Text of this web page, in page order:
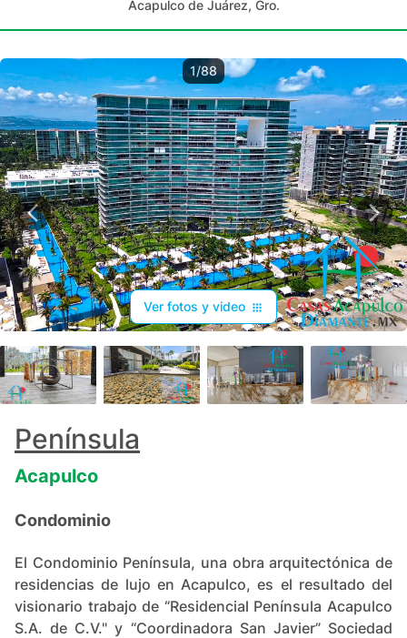
Acapulco de Juárez, Gro.
1/88
Ver fotos y video
Península
Acapulco
Condominio
El Condominio Península, una obra arquitectónica de
residencias de lujo en Acapulco, es el resultado del
visionario trabajo de “Residencial Península Acapulco
S.A. de C.V." y “Coordinadora San Javier” Sociedad